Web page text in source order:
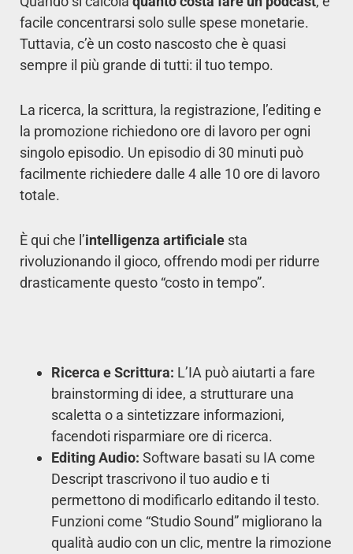
facile concentrarsi solo sulle spese monetarie.
Tuttavia, c’è un costo nascosto che è quasi
sempre il più grande di tutti: il tuo tempo.
La ricerca, la scrittura, la registrazione, l’editing e
la promozione richiedono ore di lavoro per ogni
singolo episodio. Un episodio di 30 minuti può
facilmente richiedere dalle 4 alle 10 ore di lavoro
totale.
È qui che l’intelligenza artificiale sta
rivoluzionando il gioco, offrendo modi per ridurre
drasticamente questo “costo in tempo”.
Ricerca e Scrittura: L’IA può aiutarti a fare
brainstorming di idee, a strutturare una
scaletta o a sintetizzare informazioni,
facendoti risparmiare ore di ricerca.
Editing Audio: Software basati su IA come
Descript trascrivono il tuo audio e ti
permettono di modificarlo editando il testo.
Funzioni come “Studio Sound” migliorano la
qualità audio con un clic, mentre la rimozione